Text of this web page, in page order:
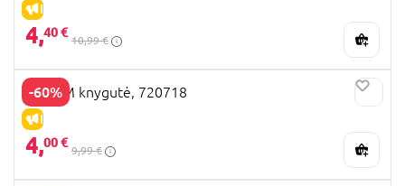
IŠPARDAVIMAS
4,40 €
10,99 €
-60%
IŠPARDAVIMAS
TOTUM knygutė, 720718
4,00 €
9,99 €